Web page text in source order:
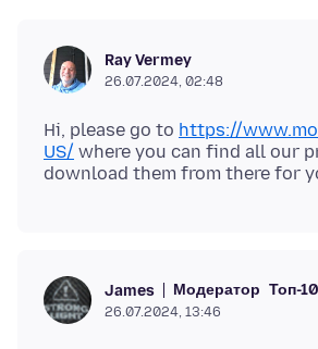
Ray Vermey
26.07.2024, 02:48
Hi, please go to https://
US/ where you can find all our
James Модератор Топ-
26.07.2024, 13:46